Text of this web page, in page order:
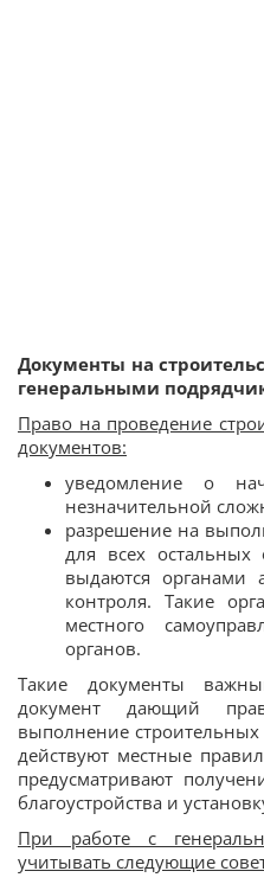
Документы на
генеральными
Право на проведение
документов:
уведомление о
незначительной
разрешение на
для всех остальных
выдаются органами
контроля. Такие
местного
органов.
Такие документы
документ дающий
выполнение
действуют местные
предусматривают
благоустройства и
При работе с
учитывать следующие